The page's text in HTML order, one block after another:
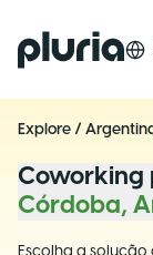
Logo Pluria
Explore /
Coworking
Córdoba,